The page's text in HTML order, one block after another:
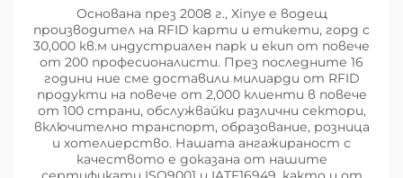
Основана през 2008 г., Xinye е водещ
производител на RFID карти и етикети, горд с
30,000 кв.м индустриален парк и екип от повече
от 200 професионалисти. През последните 16
години ние сме доставили милиарди от RFID
продукти на повече от 2,000 клиенти в повече
от 100 страни, обслужвайки различни сектори,
включително транспорт, образование, розница
и хотелиерство. Нашата ангажираност с
качеството е доказана от нашите